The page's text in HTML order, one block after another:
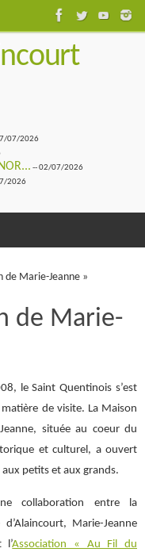
07/2026
-- 02/07/2026
2026
de Marie-Jeanne »
de Marie-
le Saint Quentinois s’est
de visite. La Maison
située au coeur du
et culturel, a ouvert
aux petits et aux grands.
collaboration entre la
d’Alaincourt, Marie-Jeanne
l’Association « Au Fil du